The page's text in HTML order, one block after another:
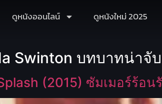
ดูหนังออนไลน์ ดูหนังใหม่ 2025
Swinton บทบาทน่าจั
(2015) ซัมเมอร์ร้อน